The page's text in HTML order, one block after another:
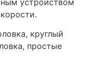
круглый
простые